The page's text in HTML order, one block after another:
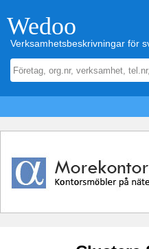
Wedoo
Verksamhetsbeskrivningar för